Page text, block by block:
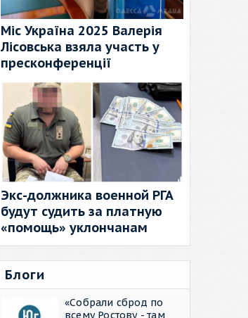
Міс Україна 2025 Валерія
Лісовська взяла участь у
пресконференції
Экс-должника военной РГА
будут судить за платную
«помощь» уклончанам
Блоги
«Собрали сброд по
всему Ростову - там